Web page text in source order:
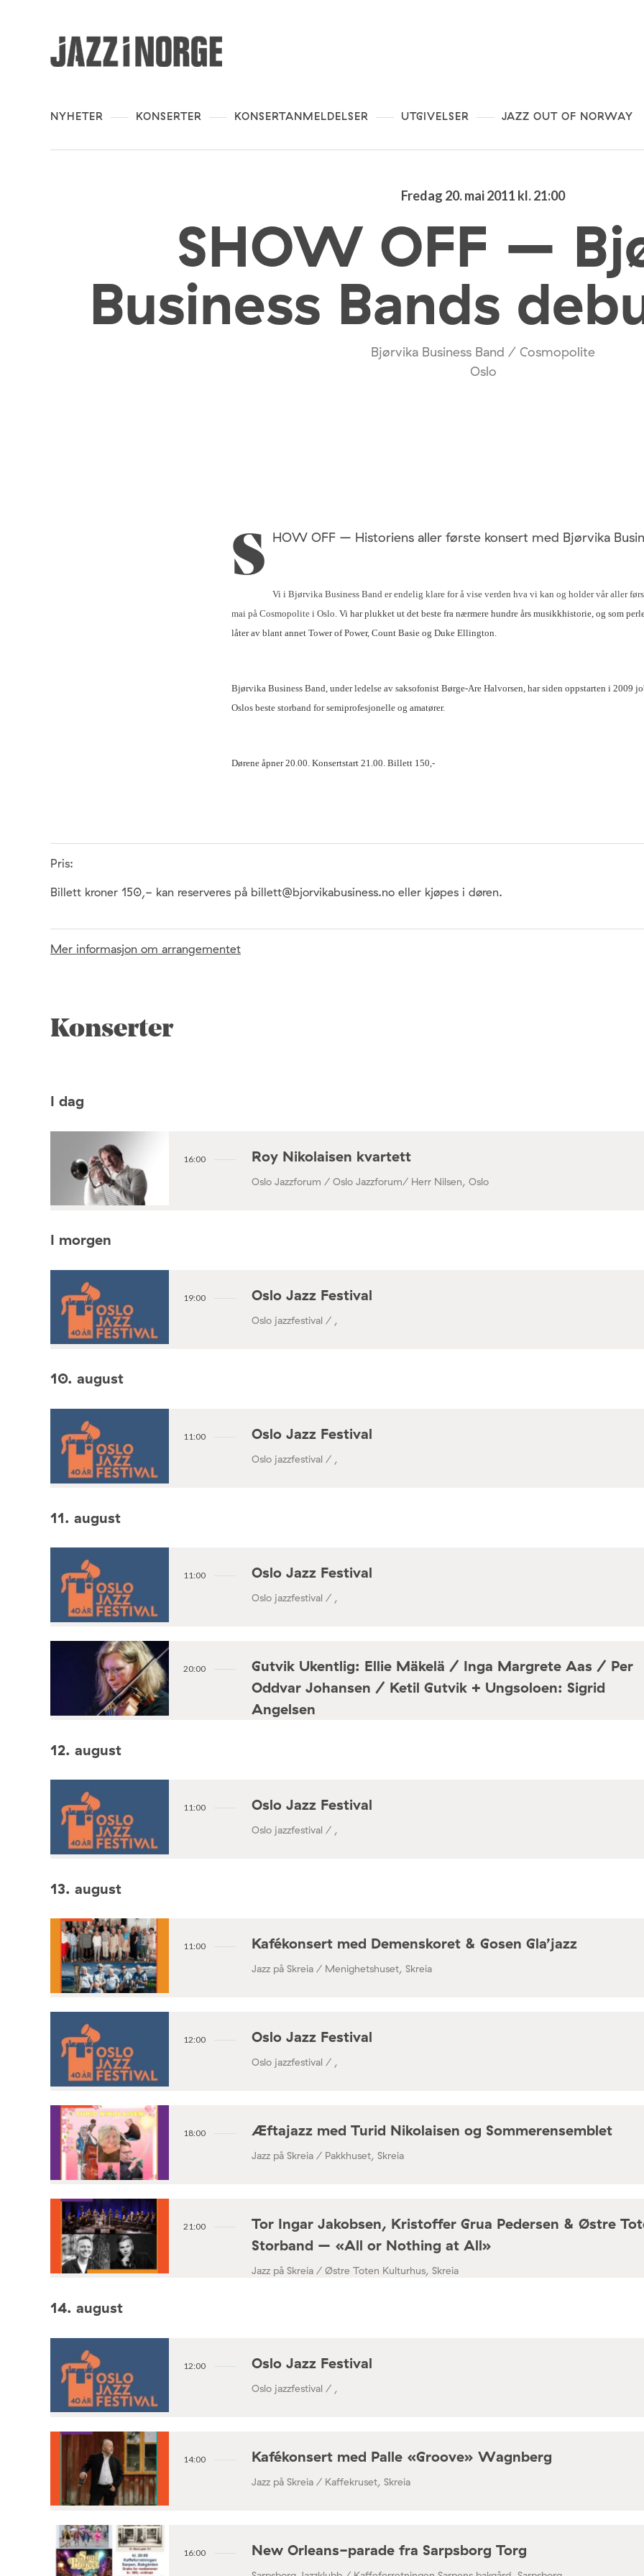
NYHETER KONSERTER KONSERTANMELDELSER UTGIVELSER JAZZ OUT OF NORWAY
Fredag 20. mai 2011 kl. 21:00
SHOW OFF –
Business Bands
Bjørvika Business Band / Cosmopolite
Oslo
S HOW OFF – Historiens aller første konsert med Bjørvika
Vi i Bjørvika Business Band er endelig klare for å vise verden hva vi kan og holder vår aller
mai på Cosmopolite i Oslo. Vi har plukket ut det beste fra nærmere hundre års musikkhistorie, og som
låter av blant annet Tower of Power, Count Basie og Duke Ellington.
Bjørvika Business Band, under ledelse av saksofonist Børge-Are Halvorsen, har siden oppstarten i 2009
Oslos beste storband for semiprofesjonelle og amatører.
Dørene åpner 20.00. Konsertstart 21.00. Billett 150,-
Pris:
Billett kroner 150,- kan reserveres på billett@bjorvikabusiness.no eller kjøpes i døren.
Mer informasjon om arrangementet
Konserter
I dag
16:00 Roy Nikolaisen kvartett
Oslo Jazzforum / Oslo Jazzforum/ Herr Nilsen, Oslo
I morgen
19:00 Oslo Jazz Festival
Oslo jazzfestival / ,
10. august
11:00 Oslo Jazz Festival
Oslo jazzfestival / ,
11. august
11:00 Oslo Jazz Festival
Oslo jazzfestival / ,
20:00
Gutvik Ukentlig: Ellie Mäkelä / Inga Margrete Aas / Per
Oddvar Johansen / Ketil Gutvik + Ungsoloen: Sigrid
Angelsen
12. august
11:00 Oslo Jazz Festival
Oslo jazzfestival / ,
13. august
11:00 Kafékonsert med Demenskoret & Gosen Gla’jazz
Jazz på Skreia / Menighetshuset, Skreia
12:00 Oslo Jazz Festival
Oslo jazzfestival / ,
18:00 Æftajazz med Turid Nikolaisen og Sommerensemblet
Jazz på Skreia / Pakkhuset, Skreia
21:00
Tor Ingar Jakobsen, Kristoffer Grua Pedersen & Østre
Storband – «All or Nothing at All»
Jazz på Skreia / Østre Toten Kulturhus, Skreia
14. august
12:00 Oslo Jazz Festival
Oslo jazzfestival / ,
14:00 Kafékonsert med Palle «Groove» Wagnberg
Jazz på Skreia / Kaffekruset, Skreia
16:00 New Orleans-parade fra Sarpsborg Torg